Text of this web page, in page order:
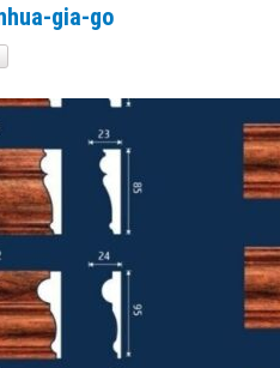
gia-go